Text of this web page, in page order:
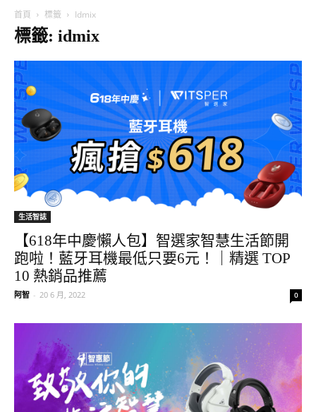
首頁 標籤 Idmix
標籤: idmix
生活智誌
【618年中慶懶人包】智選家智慧生活節開
跑啦！藍牙耳機最低只要6元！｜精選 TOP
10 熱銷品推薦
阿智 - 20 6 月, 2022 0